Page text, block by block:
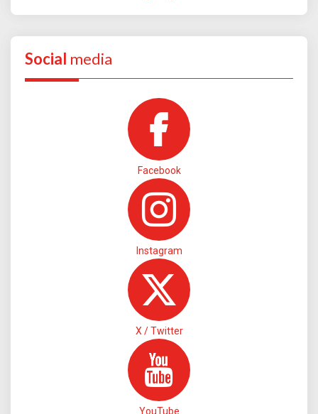
Social media
Facebook
Instagram
X / Twitter
YouTube